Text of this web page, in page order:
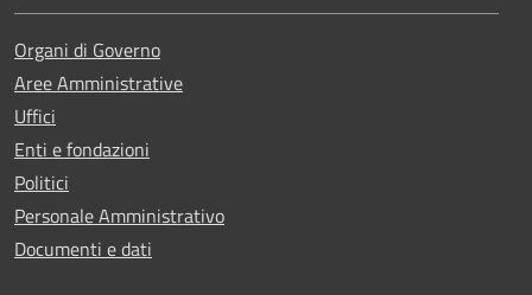
Organi di Governo
Aree Amministrative
Uffici
Enti e fondazioni
Politici
Personale Amministrativo
Documenti e dati